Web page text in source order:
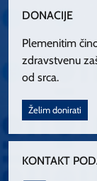
DONACIJE
Plemenitim
zdravstvenu
od srca.
Želim donirati
KONTAKT